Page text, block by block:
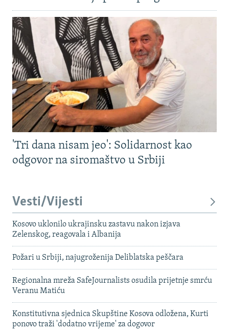
'Tri dana nisam jeo': Solidarnost kao
odgovor na siromaštvo u Srbiji
Vesti/Vijesti
Kosovo uklonilo ukrajinsku zastavu nakon izjava
Zelenskog, reagovala i Albanija
Požari u Srbiji, najugroženija Deliblatska peščara
Regionalna mreža SafeJournalists osudila prijetnje smrću
Veranu Matiću
Konstitutivna sjednica Skupštine Kosova odložena, Kurti
ponovo traži 'dodatno vrijeme' za dogovor